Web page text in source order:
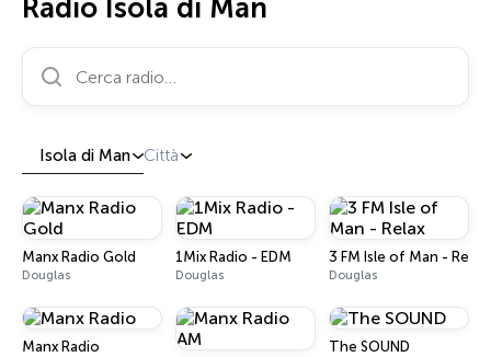
Radio Isola di Man
Cerca radio…
Isola di Man Città
Manx Radio Gold
Douglas
1Mix Radio - EDM
Douglas
3 FM Isle of Man - Relax
Douglas
Manx Radio The SOUND